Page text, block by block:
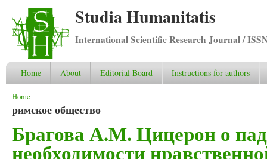
Studia Humanitatis
International Scientific Research Journal /
Home About Editorial Board Instructions for authors
You are here
Home
римское общество
Брагова А.М. Цицерон о
необходимости